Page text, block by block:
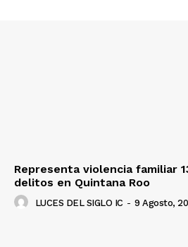
Representa violencia familiar
delitos en Quintana Roo
LUCES DEL SIGLO IC - 9 Agosto,